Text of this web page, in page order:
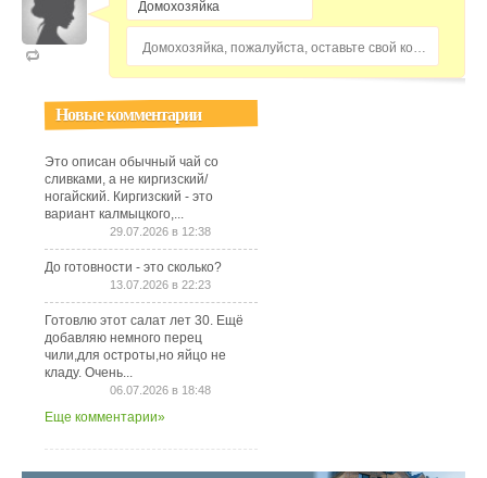
Домохозяйка, пожалуйста, оставьте свой комментарий...
Новые комментарии
Это описан обычный чай со
сливками, а не киргизский/
ногайский. Киргизский - это
вариант калмыцкого,...
29.07.2026 в 12:38
До готовности - это сколько?
13.07.2026 в 22:23
Готовлю этот салат лет 30. Ещё
добавляю немного перец
чили,для остроты,но яйцо не
кладу. Очень...
06.07.2026 в 18:48
Еще комментарии»